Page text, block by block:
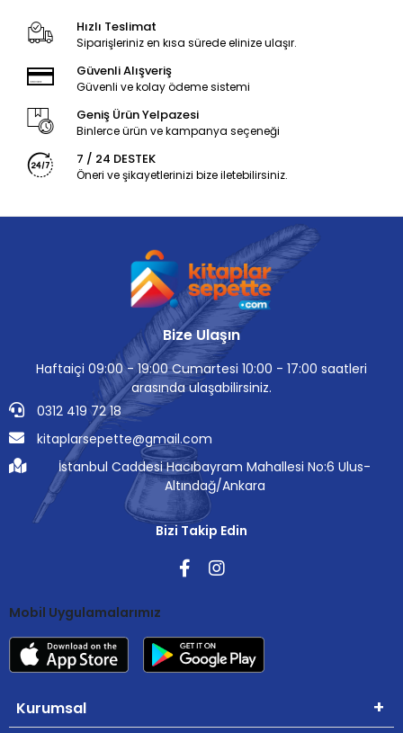
Hızlı Teslimat
Siparişleriniz en kısa sürede elinize ulaşır.
Güvenli Alışveriş
Güvenli ve kolay ödeme sistemi
Geniş Ürün Yelpazesi
Binlerce ürün ve kampanya seçeneği
7 / 24 DESTEK
Öneri ve şikayetlerinizi bize iletebilirsiniz.
Bize Ulaşın
Haftaiçi 09:00 - 19:00 Cumartesi 10:00 - 17:00 saatleri
arasında ulaşabilirsiniz.
0312 419 72 18
kitaplarsepette@gmail.com
İstanbul Caddesi Hacıbayram Mahallesi No:6 Ulus-
Altındağ/Ankara
Bizi Takip Edin
Mobil Uygulamalarımız
Kurumsal